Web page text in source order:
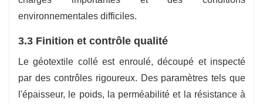
environnementales difficiles.
3.3 Finition et contrôle qualité
Le géotextile collé est enroulé, découpé et inspecté
par des contrôles rigoureux. Des paramètres tels que
l'épaisseur, le poids, la perméabilité et la résistance à